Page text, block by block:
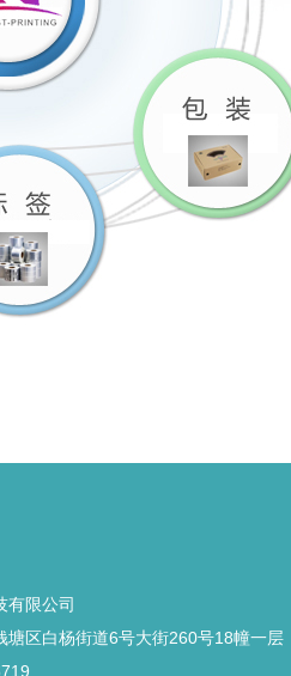
有限公司
塘区白杨街道6号大街260号18幢一层